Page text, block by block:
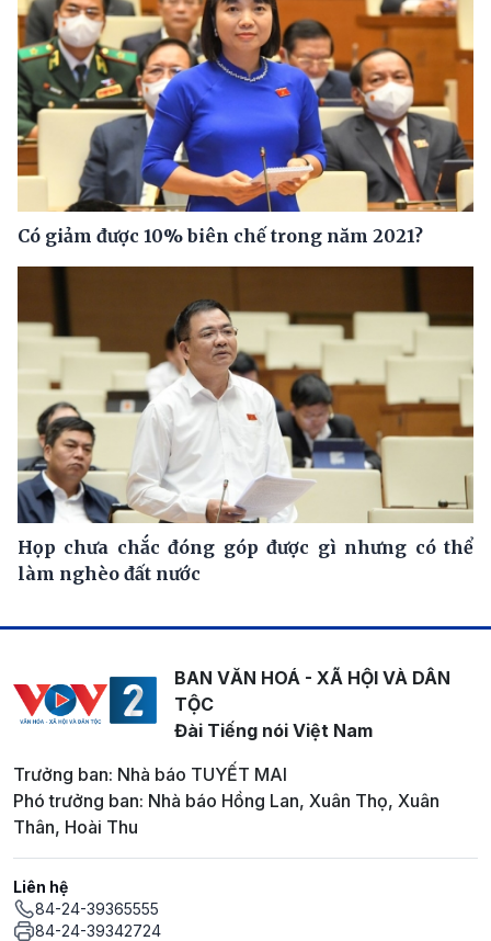
Có giảm được 10% biên chế trong năm 2021?
Họp chưa chắc đóng góp được gì nhưng có thể
làm nghèo đất nước
BAN VĂN HOÁ - XÃ HỘI VÀ DÂN
TỘC
Đài Tiếng nói Việt Nam
Trưởng ban: Nhà báo TUYẾT MAI
Phó trưởng ban: Nhà báo Hồng Lan, Xuân Thọ, Xuân
Thân, Hoài Thu
Liên hệ
84-24-39365555
84-24-39342724